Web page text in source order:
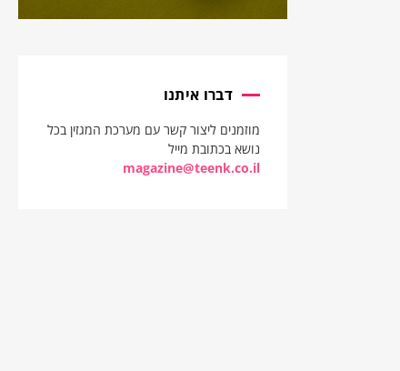
דברו איתנו
מוזמנים ליצור קשר עם מערכת המגזין בכל
נושא בכתובת מייל
magazine@teenk.co.il